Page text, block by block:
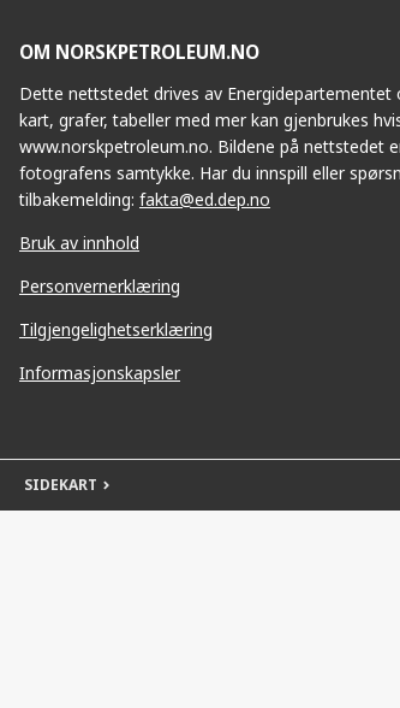
OM NORSKPETROLEUM.NO
Dette nettstedet drives av Energidepartementet
kart, grafer, tabeller med mer kan gjenbrukes
www.norskpetroleum.no. Bildene på nettstedet
fotografens samtykke. Har du innspill eller
tilbakemelding: fakta@ed.dep.no
Bruk av innhold
Personvernerklæring
Tilgjengelighetserklæring
Informasjonskapsler
SIDEKART